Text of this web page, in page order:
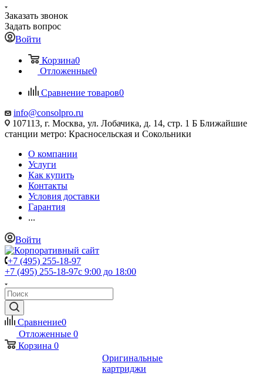
Заказать звонок
Задать вопрос
Войти
Корзина0
Отложенные0
Сравнение товаров0
info@consolpro.ru
107113, г. Москва, ул. Лобачика, д. 14, стр. 1 Б Ближайшие
станции метро: Красносельская и Сокольники
О компании
Услуги
Как купить
Контакты
Условия доставки
Гарантия
...
Войти
+7 (495) 255-18-97
+7 (495) 255-18-97с 9:00 до 18:00
Сравнение0
Отложенные 0
Корзина 0
Оригинальные
картриджи